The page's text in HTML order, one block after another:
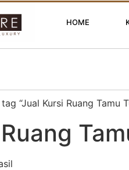
HOME
“Jual Kursi Ruang Tamu